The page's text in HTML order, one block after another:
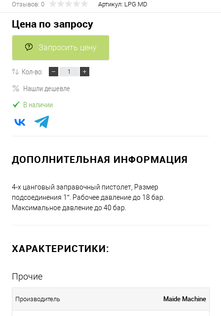
Отзывов: 0 Артикул: LPG MD
Цена по запросу
Запросить цену
Кол-во:
Нашли дешевле
В наличии
ДОПОЛНИТЕЛЬНАЯ ИНФОРМАЦИЯ
4-х цанговый заправочный пистолет, Размер
подсоединения 1”. Рабочее давление до 18 бар.
Максимальное давление до 40 бар.
ХАРАКТЕРИСТИКИ:
Прочие
Производитель Maide Machine